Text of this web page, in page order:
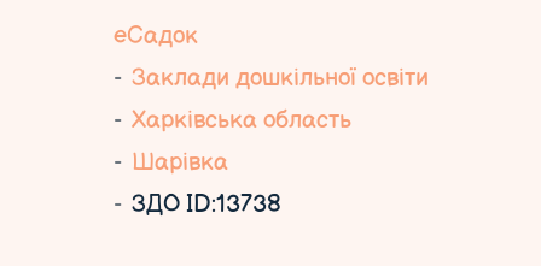
еСадок
Заклади дошкільної освіти
Харківська область
Шарівка
ЗДО ID:13738